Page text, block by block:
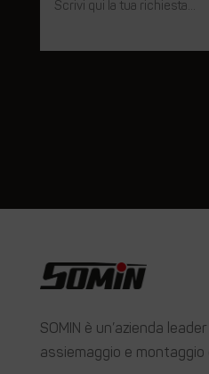
SOMIN è un’azienda
assiemaggio e